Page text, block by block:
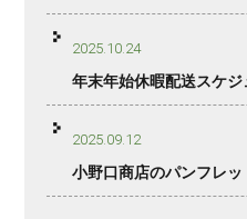
2025.10.24
年末年始休暇配送スケジ
2025.09.12
小野口商店のパンフレッ